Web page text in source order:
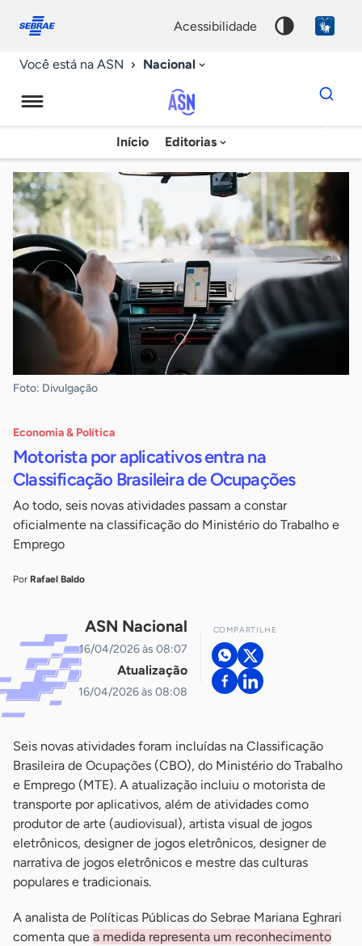
conosco
acessibilidade
Você está na ASN Nacional
Agência
Sebrae
de
Notícias
Início Editorias
Dados
para
chave
Foto: Divulgação
Economia & Política
Motorista por aplicativos entra na
Classificação Brasileira de Ocupações
Ao todo, seis novas atividades passam a constar
oficialmente na classificação do Ministério do Trabalho e
Emprego
Por Rafael Baldo
ASN Nacional
16/04/2026 às 08:07
Atualização
16/04/2026 às 08:08
COMPARTILHE
Seis novas atividades foram incluídas na Classificação
Brasileira de Ocupações (CBO), do Ministério do Trabalho
e Emprego (MTE). A atualização incluiu o motorista de
transporte por aplicativos, além de atividades como
produtor de arte (audiovisual), artista visual de jogos
eletrônicos, designer de jogos eletrônicos, designer de
narrativa de jogos eletrônicos e mestre das culturas
populares e tradicionais.
A analista de Políticas Públicas do Sebrae Mariana Eghrari
comenta que a medida representa um reconhecimento